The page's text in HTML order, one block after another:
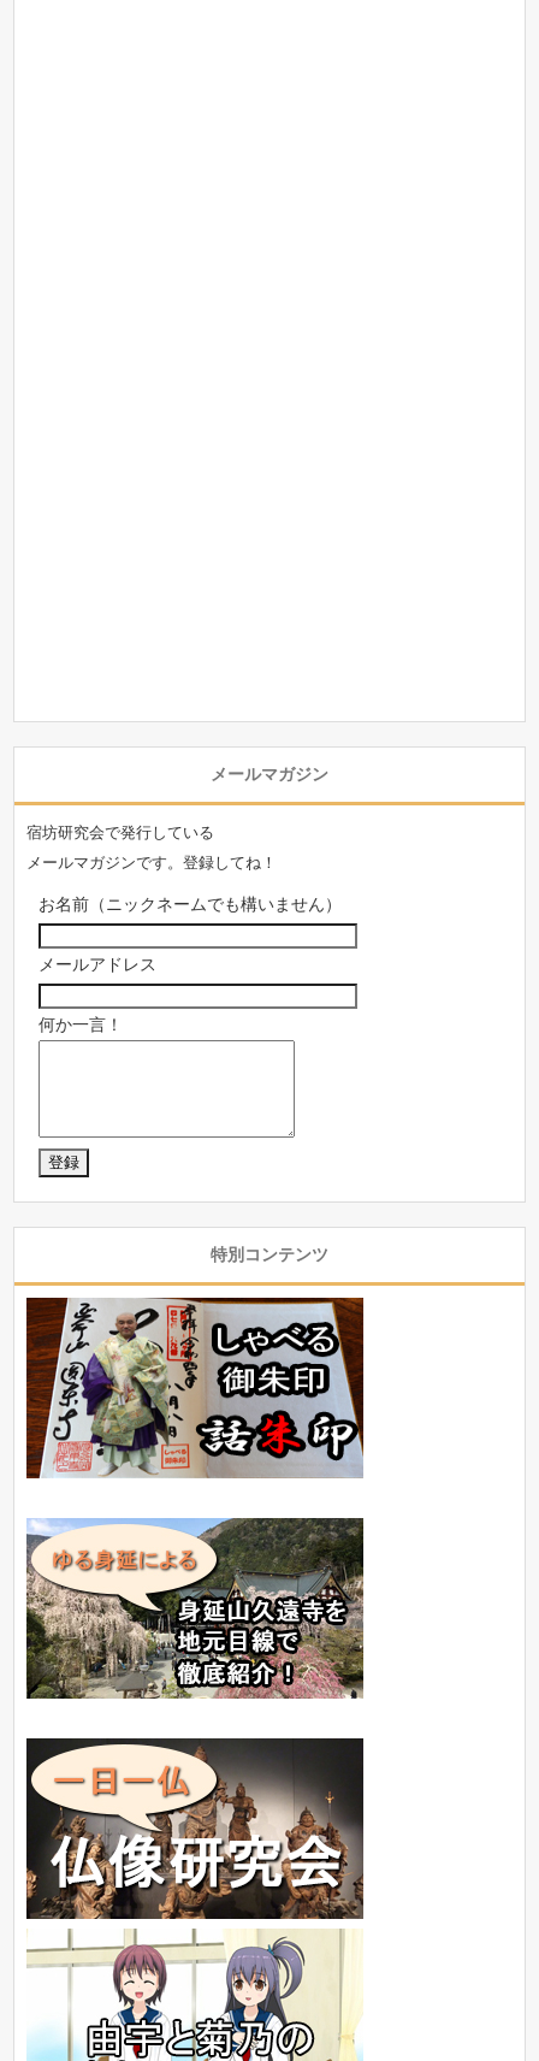
メールマガジン
宿坊研究会で発行している
メールマガジンです。登録してね！
お名前（ニックネームでも構いません）
メールアドレス
何か一言！
特別コンテンツ